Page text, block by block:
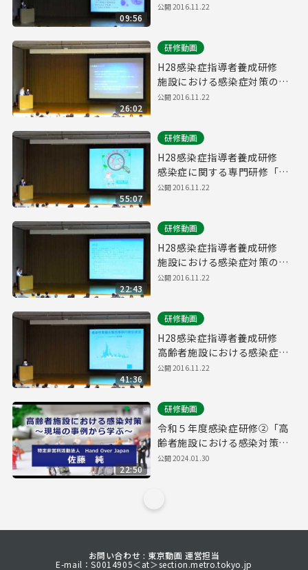
09:56
公開2016.11.22
26:02
研修動画
H28感染症指導者養成研修
施設における感染症対策の取
組事例（成幸ホーム）
公開2016.11.22
55:07
研修動画
H28感染症指導者養成研修
感染症に関する専門研修「高
齢者の結核について」
公開2016.11.22
22:43
研修動画
H28感染症指導者養成研修
施設における感染症対策の取
組事例（ちょうふ花園）
公開2016.11.22
41:36
研修動画
H28感染症指導者養成研修
高齢者施設における感染症危
機管理～接触感染・飛沫感染
公開2016.11.22
22:50
研修動画
令和５年度感染症研修②「高
齢者施設における感染対策～
現場の事例から学ぶ」
公開2024.01.30
お問い合わせ : 東京動画 運営担当
E-mail：S0014905＜at＞section.metro.tokyo.jp